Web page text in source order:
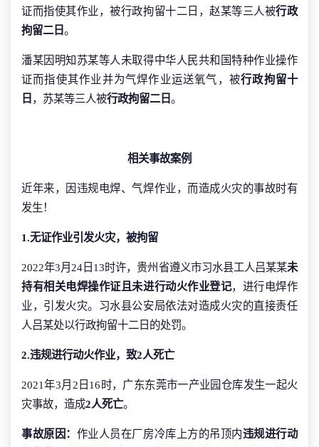
证而指使其作业，被行政拘留十二日，赵某等三人被行政
拘留二日。
潘某因明知苏某等人未取得中华人民共和国特种作业操作
证而指使其作业并为气焊作业运送氧气，被行政拘留十
日 ，苏某等三人被行政拘留二日。
相关事故案例
近年来，因违规电焊、气焊作业，而造成火灾的事故时有
发生！
1.无证作业引发火灾，被拘留
2022年3月24日13时许，贵州省遵义市习水县工人吕某某未
持有相关电焊操作证且未进行动火作业登记，进行电焊作
业，引发火灾。习水县公安局依法对造成火灾的直接责任
人吕某处以行政拘留十二日的处罚。
2.违规进行动火作业，致2人死亡
2021年3月2日16时，广东东莞市一产业园仓库发生一起火
灾事故，造成2人死亡。
事故原因： 作业人员在厂房冷库上方的吊顶内违规进行动